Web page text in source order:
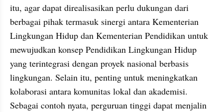
itu, agar dapat direalisasikan perlu dukungan dari
berbagai pihak termasuk sinergi antara Kementerian
Lingkungan Hidup dan Kementerian Pendidikan untuk
mewujudkan konsep Pendidikan Lingkungan Hidup
yang terintegrasi dengan proyek nasional berbasis
lingkungan. Selain itu, penting untuk meningkatkan
kolaborasi antara komunitas lokal dan akademisi.
Sebagai contoh nyata, perguruan tinggi dapat menjalin